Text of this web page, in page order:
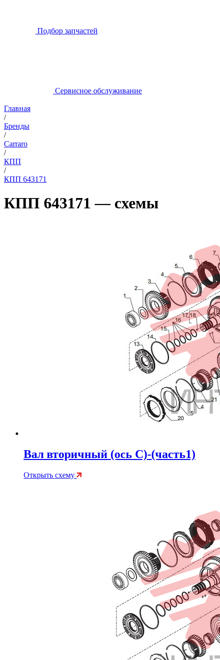
Подбор запчастей
Сервисное обслуживание
Главная
/
Бренды
/
Carraro
/
КПП
/
КПП 643171
КПП 643171 — схемы
Вал вторичный (ось C)-(часть1)
Открыть схему